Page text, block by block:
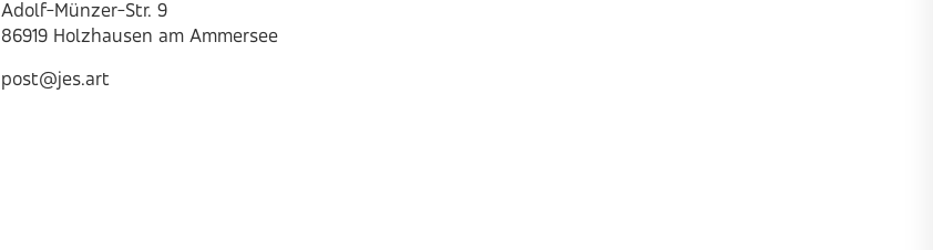
Adolf-Münzer-Str. 9
86919 Holzhausen am Ammersee
post@jes.art